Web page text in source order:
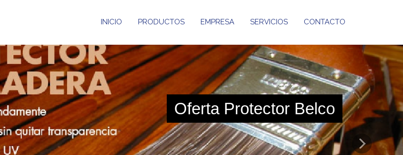
INICIO PRODUCTOS EMPRESA SERVICIOS CONTACTO
Oferta Protector Belco
Carretilla
Tramontina
Next